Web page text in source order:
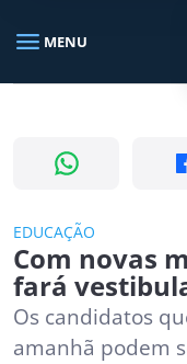
Busca no portal
menu MENU
EDUCAÇÃO
Com novas
fará
Os candidatos
amanhã podem